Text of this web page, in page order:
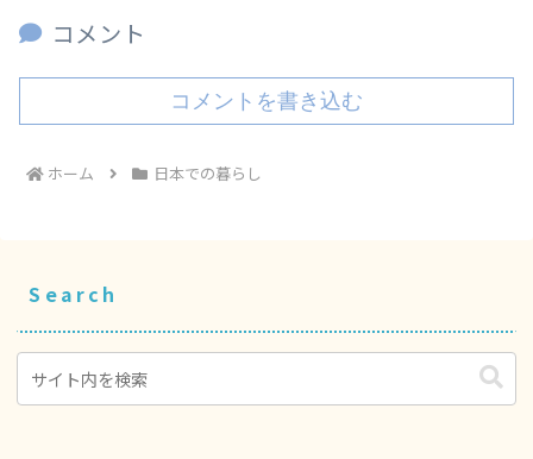
コメント
コメントを書き込む
ホーム 日本での暮らし
Search